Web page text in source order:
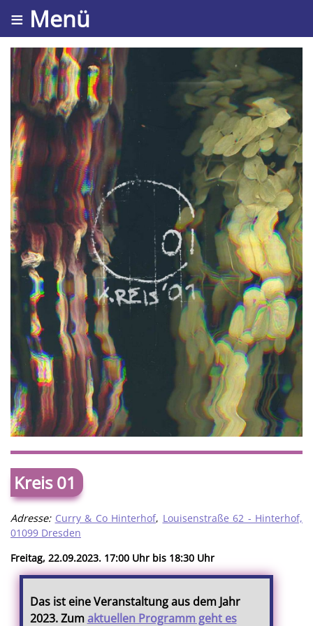
≡ Menü
Kreis 01
Adresse: Curry & Co Hinterhof, Louisenstraße 62 - Hinterhof,
01099 Dresden
Freitag, 22.09.2023. 17:00 Uhr bis 18:30 Uhr
Das ist eine Veranstaltung aus dem Jahr
2023. Zumaktuellen Programm geht es